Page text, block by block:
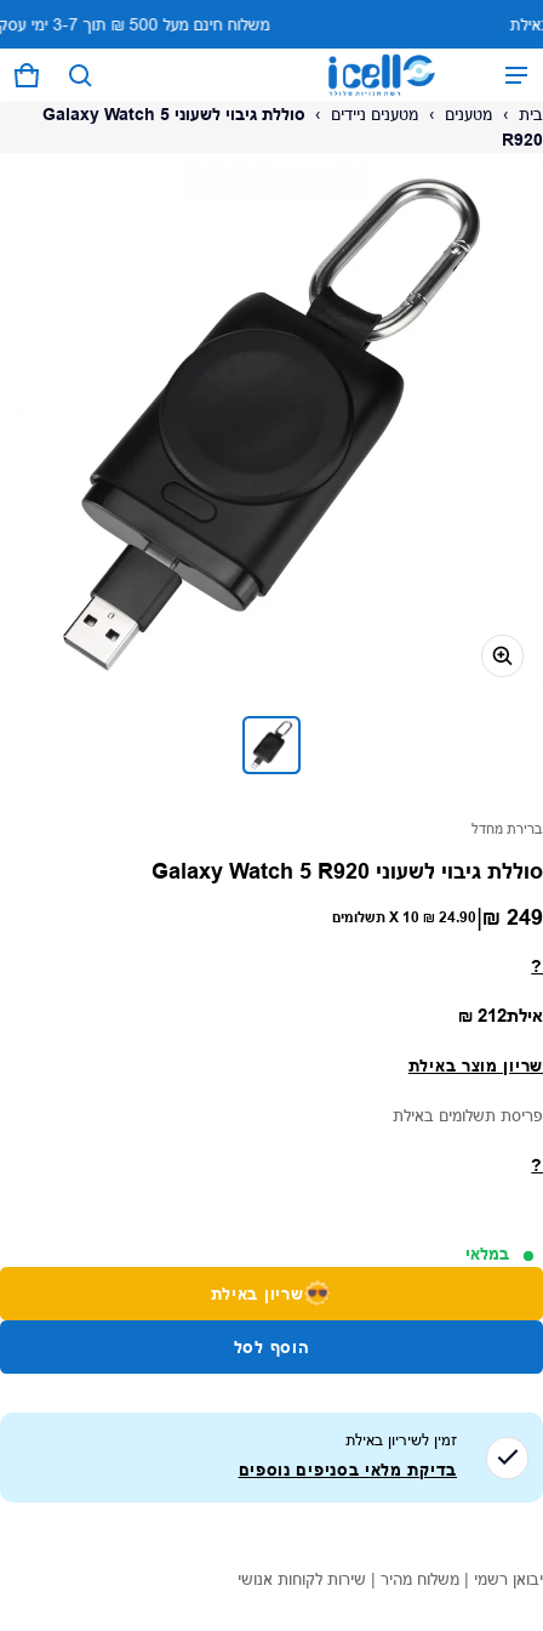
משלוח
באילת
0 פריטים
המוצר נוסף לעגלה
בית › מטענים › מטענים ניידים ›
סוללת גיבוי לשעוני Galaxy Watch 5
R920
ספק:
ברירת מחדל
סוללת גיבוי לשעוני Galaxy Watch 5 R920
מחיר רגיל
249 ₪
|
24.90 ₪ X 10 תשלומים
?
אילתמחיר רגיל
212 ₪
שריון מוצר באילת
פריסת תשלומים באילת
?
במלאי
שריון באילת
הוסף לסל
זמין לשיריון באילת
בדיקת מלאי בסניפים נוספים
יבואן רשמי | משלוח מהיר | שירות לקוחות אנושי
המוצר